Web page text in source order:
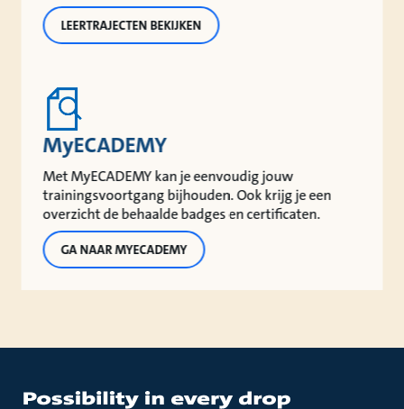
LEERTRAJECTEN BEKIJKEN
MyECADEMY
Met MyECADEMY kan je eenvoudig jouw
trainingsvoortgang bijhouden. Ook krijg je een
overzicht de behaalde badges en certificaten.
GA NAAR MYECADEMY